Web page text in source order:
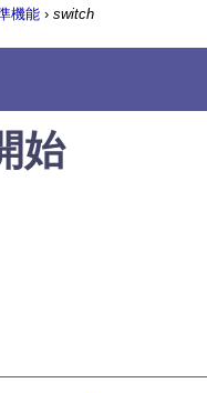
機能 › switch
始